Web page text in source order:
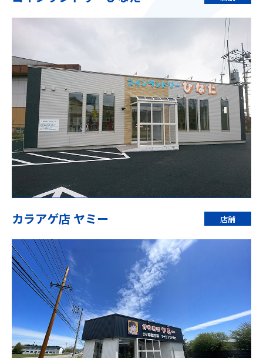
カラアゲ店 ヤミー 店舗